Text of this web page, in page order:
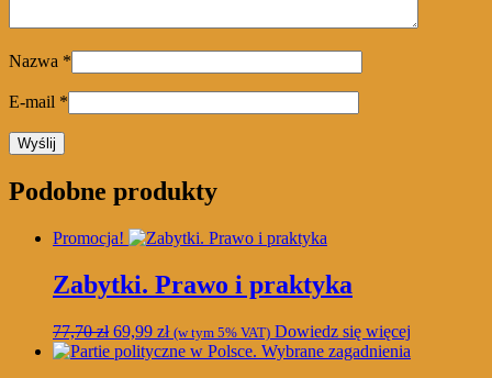
Nazwa *
E-mail *
Podobne produkty
Promocja!
Zabytki. Prawo i praktyka
77,70zł Pierwotna
cena
69,99 złAktualna
cena
(w tym 5% VAT) Dowiedz się więcej